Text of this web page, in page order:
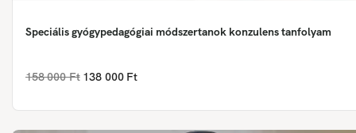
Speciális gyógypedagógiai módszertanok konzulens tanfolyam
158 000 Ft 138 000 Ft